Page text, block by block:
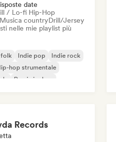
date
/ Lo-fi Hip-Hop
Musica countryDrill/Jersey
nelle mie playlist più
folk Indie pop
Indie rock
hop strumentale
Rap in inglese
Records